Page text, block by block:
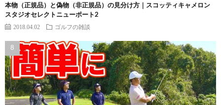
本物（正規品）と偽物（非正規品）の見分け方｜スコッティキャメロン
スタジオセレクトニューポート2
2018.04.02 ゴルフの雑談